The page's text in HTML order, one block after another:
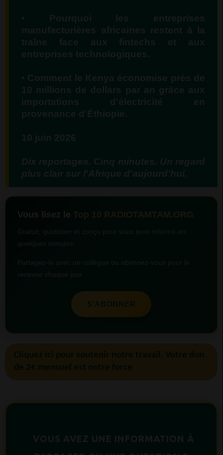
• Pourquoi les entreprises
manufacturières africaines restent à la
traîne face aux fintechs et aux
entreprises technologiques.
• Comment le Kenya économise près de
10 millions de dollars par an grâce aux
importations d'électricité en
provenance d'Éthiopie.
10 juin 2026
Dix reportages. Cinq minutes. Un regard
plus clair sur l'Afrique d'aujourd'hui.
Vous lisez le Top 10 RADIOTAMTAM.ORG
Gratuit, quotidien et conçu pour vous tenir informé en
Partagez-le avec un collègue ou abonnez-vous pour le
recevoir chaque jour.
S’ABONNER